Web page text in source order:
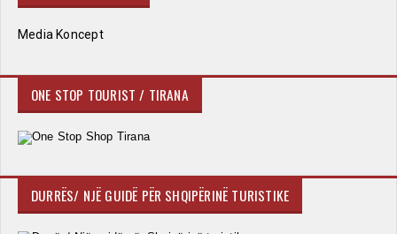
Media Koncept
ONE STOP TOURIST / TIRANA
DURRËS/ NJË GUIDË PËR SHQIPËRINË TURISTIKE